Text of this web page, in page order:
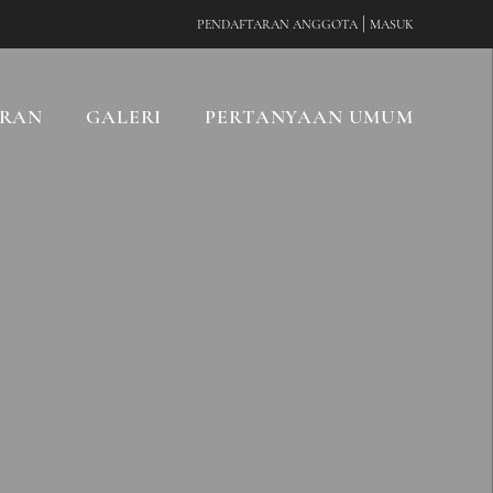
PENDAFTARAN ANGGOTA MASUK
GALERI PERTANYAAN UMUM